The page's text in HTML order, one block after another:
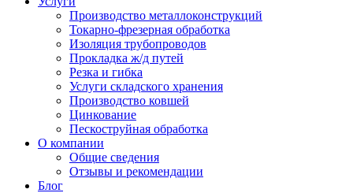
Производство металлоконструкций
Токарно-фрезерная обработка
Изоляция трубопроводов
Прокладка ж/д путей
Резка и гибка
Услуги складского хранения
Производство ковшей
Цинкование
Пескоструйная обработка
О компании
Общие сведения
Отзывы и рекомендации
Блог